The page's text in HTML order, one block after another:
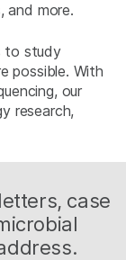
and more.
to study
possible. With
our
research,
case